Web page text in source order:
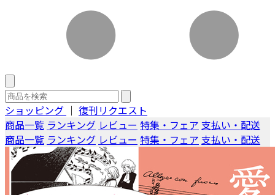
ショッピング ｜ 復刊リクエスト
商品一覧 ランキング レビュー 特集・フェア 支払い・配送
商品一覧 ランキング レビュー 特集・フェア 支払い・配送